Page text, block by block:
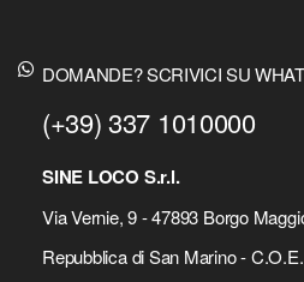
DOMANDE? SCRIVICI SU
(+39) 337 1010000
SINE LOCO S.r.l.
Via Vernie, 9 - 47893 Borgo
Repubblica di San Marino -